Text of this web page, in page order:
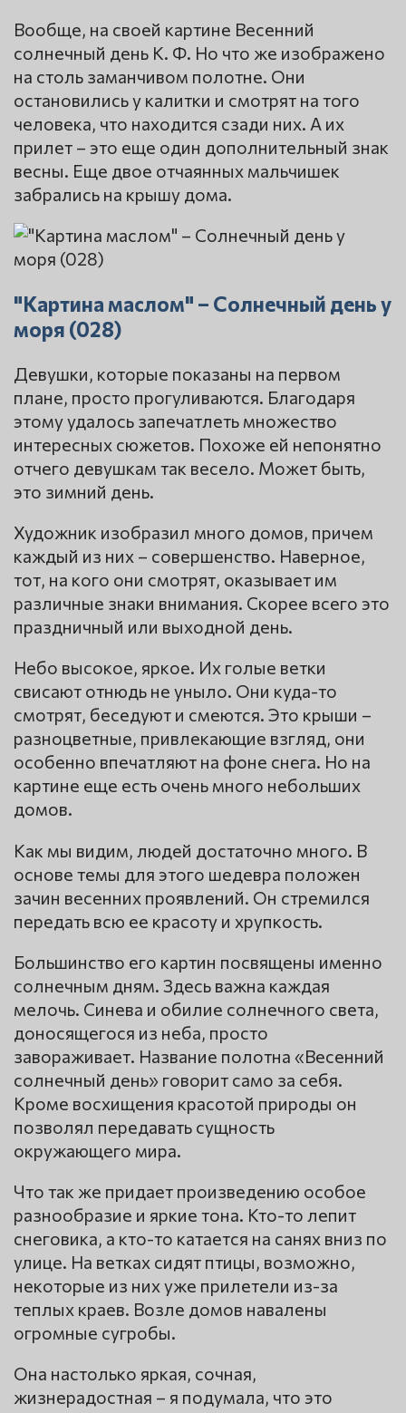
Вообще, на своей картине Весенний
солнечный день К. Ф. Но что же изображено
на столь заманчивом полотне. Они
остановились у калитки и смотрят на того
человека, что находится сзади них. А их
прилет – это еще один дополнительный знак
весны. Еще двое отчаянных мальчишек
забрались на крышу дома.
"Картина маслом" – Солнечный день у
моря (028)
Девушки, которые показаны на первом
плане, просто прогуливаются. Благодаря
этому удалось запечатлеть множество
интересных сюжетов. Похоже ей непонятно
отчего девушкам так весело. Может быть,
это зимний день.
Художник изобразил много домов, причем
каждый из них – совершенство. Наверное,
тот, на кого они смотрят, оказывает им
различные знаки внимания. Скорее всего это
праздничный или выходной день.
Небо высокое, яркое. Их голые ветки
свисают отнюдь не уныло. Они куда-то
смотрят, беседуют и смеются. Это крыши –
разноцветные, привлекающие взгляд, они
особенно впечатляют на фоне снега. Но на
картине еще есть очень много небольших
домов.
Как мы видим, людей достаточно много. В
основе темы для этого шедевра положен
зачин весенних проявлений. Он стремился
передать всю ее красоту и хрупкость.
Большинство его картин посвящены именно
солнечным дням. Здесь важна каждая
мелочь. Синева и обилие солнечного света,
доносящегося из неба, просто
завораживает. Название полотна «Весенний
солнечный день» говорит само за себя.
Кроме восхищения красотой природы он
позволял передавать сущность
окружающего мира.
Что так же придает произведению особое
разнообразие и яркие тона. Кто-то лепит
снеговика, а кто-то катается на санях вниз по
улице. На ветках сидят птицы, возможно,
некоторые из них уже прилетели из-за
теплых краев. Возле домов навалены
огромные сугробы.
Она настолько яркая, сочная,
жизнерадостная – я подумала, что это